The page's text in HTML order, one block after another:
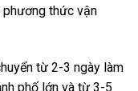
phương thức vận
từ 2-3 ngày làm
phố lớn và từ 3-5